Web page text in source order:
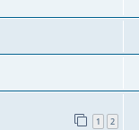
1 2